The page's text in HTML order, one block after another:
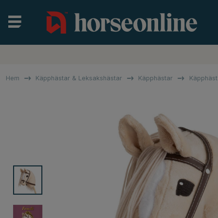
Hem Käpphästar & Leksakshästar Käpphästar